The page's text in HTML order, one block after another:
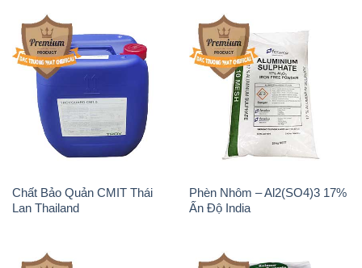
Chất Bảo Quản CMIT Thái
Lan Thailand
Phèn Nhôm – Al2(SO4)3 17%
Ấn Độ India